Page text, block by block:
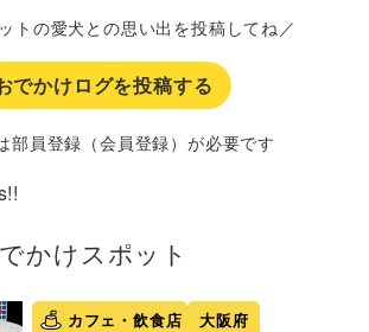
トの愛犬との思い出を投稿してね／
でかけログを投稿する
部員登録（会員登録）が必要です
かけスポット
カフェ・飲食店 大阪府